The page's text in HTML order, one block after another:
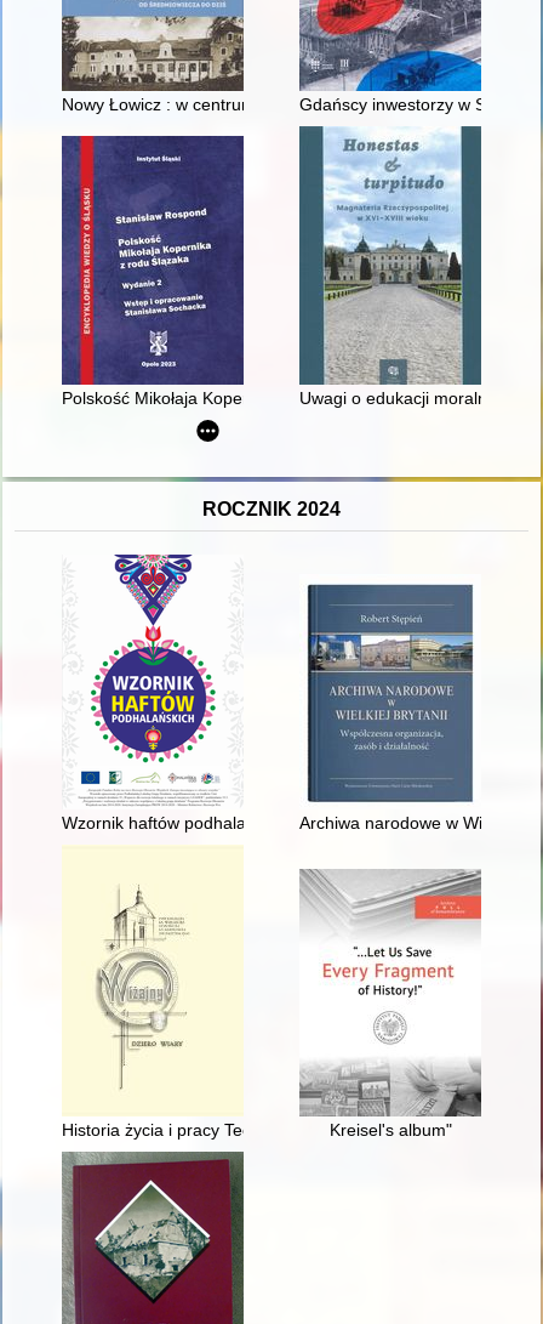
Nowy Łowicz : w centrum poligonu drawskiego od
Gdańscy inwestorzy w
Polskość Mikołaja Kopernika z rodu ŚlązakaUwagi o edukacji moralnej
ROCZNIK 2024
Wzornik haftów podhalańskich Archiwa narodowe w Wielkiej
Historia życia i pracy Teofili Teresy Jacuńskiej (1900-1984)
Kreisel's album"